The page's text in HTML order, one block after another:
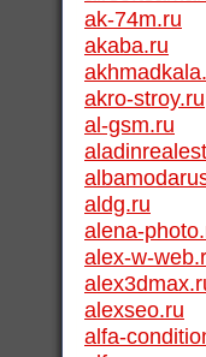
ak-74m.ru
akaba.ru
akro-stroy.ru
al-gsm.ru
aldg.ru
alena-
alex-w-
alexseo.ru
alfa-